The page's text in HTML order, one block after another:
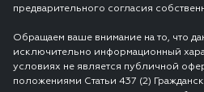
предварительного согласия
Обращаем ваше внимание на то, что
исключительно информационный
условиях не является публичной
положениями Статьи 437 (2)